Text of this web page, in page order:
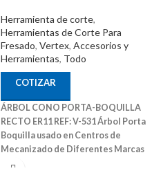
Herramienta de corte,
Herramientas de Corte Para
Fresado, Vertex, Accesorios y
Herramientas, Todo
COTIZAR
ÁRBOL CONO PORTA-BOQUILLA
RECTO ER11 REF: V-531Árbol Porta
Boquilla usado en Centros de
Mecanizado de Diferentes Marcas
También Puede Ser Utilizado en